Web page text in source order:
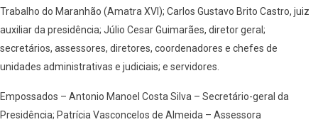
Trabalho do Maranhão (Amatra XVI); Carlos Gustavo Brito Castro, juiz
auxiliar da presidência; Júlio Cesar Guimarães, diretor geral;
secretários, assessores, diretores, coordenadores e chefes de
unidades administrativas e judiciais; e servidores.
Empossados – Antonio Manoel Costa Silva – Secretário-geral da
Presidência; Patrícia Vasconcelos de Almeida – Assessora